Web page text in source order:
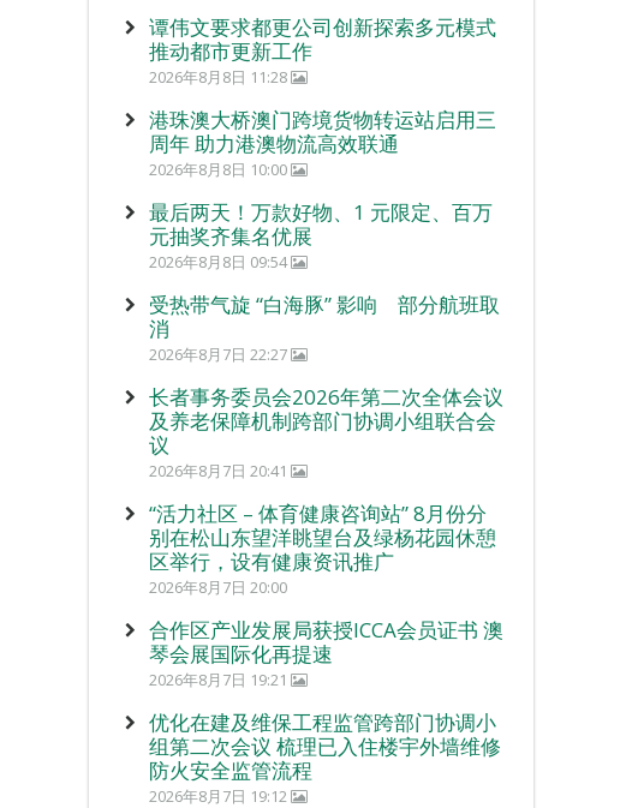
谭伟文要求都更公司创新探索多元模式
推动都市更新工作
2026年8月8日 11:28
港珠澳大桥澳门跨境货物转运站启用三
周年 助力港澳物流高效联通
2026年8月8日 10:00
最后两天！万款好物、1 元限定、百万
元抽奖齐集名优展
2026年8月8日 09:54
受热带气旋 “白海豚” 影响 部分航班取
消
2026年8月7日 22:27
长者事务委员会2026年第二次全体会议
及养老保障机制跨部门协调小组联合会
议
2026年8月7日 20:41
“活力社区 – 体育健康咨询站” 8月份分
别在松山东望洋眺望台及绿杨花园休憩
区举行，设有健康资讯推广
2026年8月7日 20:00
合作区产业发展局获授ICCA会员证书 澳
琴会展国际化再提速
2026年8月7日 19:21
优化在建及维保工程监管跨部门协调小
组第二次会议 梳理已入住楼宇外墙维修
防火安全监管流程
2026年8月7日 19:12